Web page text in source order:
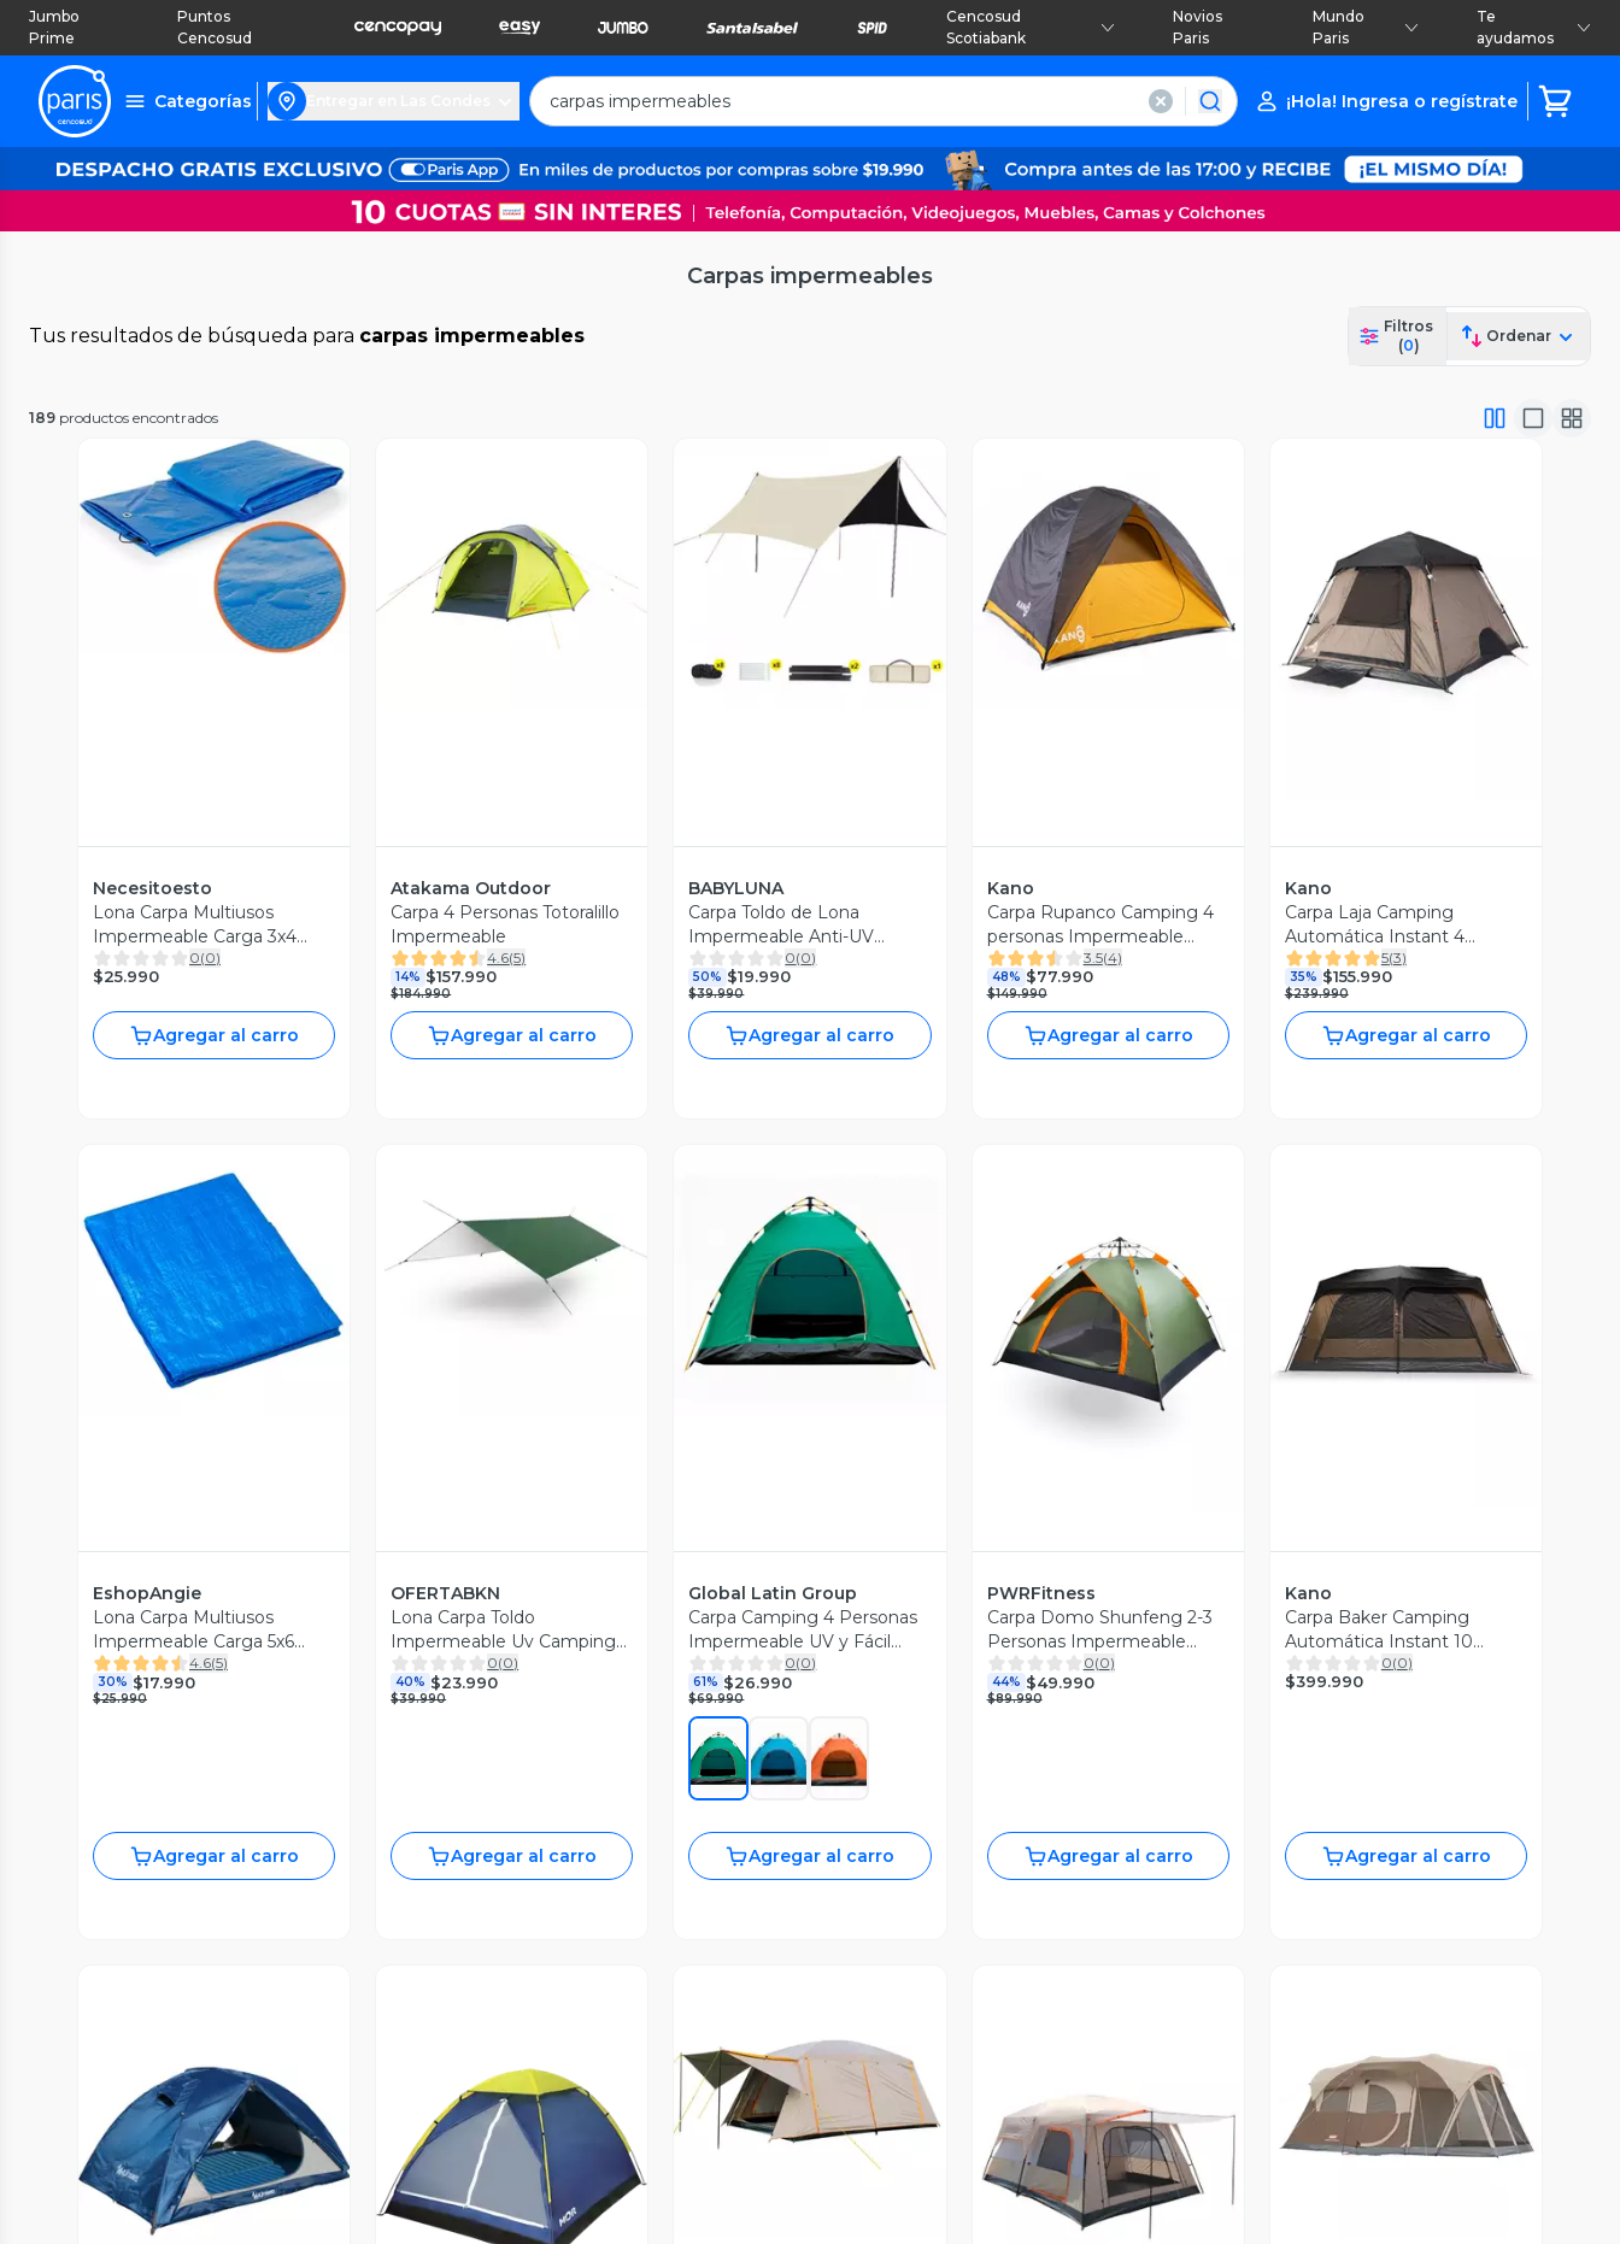
Jumbo
Prime
Puntos
Cencosud
Cencosud
Scotiabank
Novios
Paris
Mundo
Paris
Te
ayudamos
Categorías ¡Hola! Ingresa o regístrate
Carpas impermeables
Tus resultados de búsqueda para carpas impermeables
Filtros
(0)
Ordenar
189 productos encontrados
Vista Previa
Necesitoesto
Lona Carpa Multiusos
Impermeable Carga 3x4
Metros
0(0)
$25.990
Agregar al carro
Vista Previa
Atakama Outdoor
Carpa 4 Personas Totoralillo
Impermeable
4.6(5)
14% $157.990
$184.990
Agregar al carro
Vista Previa
BABYLUNA
Carpa Toldo de Lona
Impermeable Anti-UV
Sombra Asegurada 4x3m
con 6 Ángulos
0(0)
50% $19.990
$39.990
Agregar al carro
Vista Previa
Kano
Carpa Rupanco Camping 4
personas Impermeable
3000mm
3.5(4)
48% $77.990
$149.990
Agregar al carro
Vista Previa
Kano
Carpa Laja Camping
Automática Instant 4
personas Impermeable
5(3)
35% $155.990
$239.990
Agregar al carro
Vista Previa
EshopAngie
Lona Carpa Multiusos
Impermeable Carga 5x6
Metros
4.6(5)
30% $17.990
$25.990
Agregar al carro
Vista Previa
OFERTABKN
Lona Carpa Toldo
Impermeable Uv Camping
3x3 Tarp Outdoor
0(0)
40% $23.990
$39.990
Agregar al carro
Vista Previa
Global Latin Group
Carpa Camping 4 Personas
Impermeable UV y Fácil
Armado
0(0)
61% $26.990
$69.990
Agregar al carro
Vista Previa
PWRFitness
Carpa Domo Shunfeng 2-3
Personas Impermeable
Outdoor
0(0)
44% $49.990
$89.990
Agregar al carro
Vista Previa
Kano
Carpa Baker Camping
Automática Instant 10
personas Impermeable
0(0)
$399.990
Agregar al carro
Vista Previa
Vista Previa
Vista Previa
Vista Previa
Vista Previa